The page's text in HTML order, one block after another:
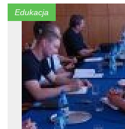
Edukacja